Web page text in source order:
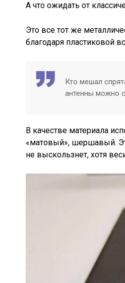
А что ожидать от
Это все тот же
благодаря пластиковой
Кто мешал
антенны можно
В качестве материала
«матовый», шершавый.
не выскользнет, хотя